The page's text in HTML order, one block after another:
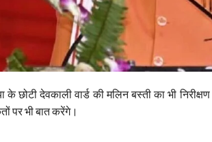
के छोटी देवकाली वार्ड की मलिन बस्ती का भी
पर भी बात करेंगे।